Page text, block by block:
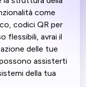
come
codici QR per
flessibili, avrai il
delle tue
assisterti
della tua